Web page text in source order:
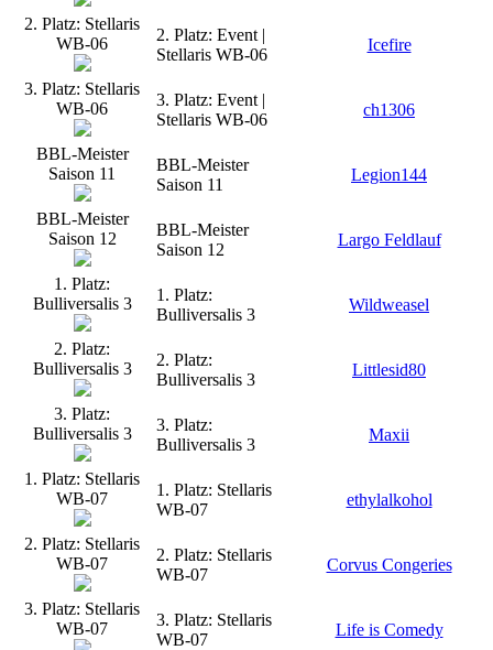
2. Platz: Stellaris
WB-06
2. Platz: Event |
Stellaris WB-06
Icefire
3. Platz: Stellaris
WB-06
3. Platz: Event |
Stellaris WB-06
ch1306
BBL-Meister
Saison 11
BBL-Meister
Saison 11
Legion144
BBL-Meister
Saison 12
BBL-Meister
Saison 12
Largo Feldlauf
1. Platz:
Bulliversalis 3
1. Platz:
Bulliversalis 3
Wildweasel
2. Platz:
Bulliversalis 3
2. Platz:
Bulliversalis 3
Littlesid80
3. Platz:
Bulliversalis 3
3. Platz:
Bulliversalis 3
Maxii
1. Platz: Stellaris
WB-07
1. Platz: Stellaris
WB-07
ethylalkohol
2. Platz: Stellaris
WB-07
2. Platz: Stellaris
WB-07
Corvus Congeries
3. Platz: Stellaris
WB-07
3. Platz: Stellaris
WB-07
Life is Comedy